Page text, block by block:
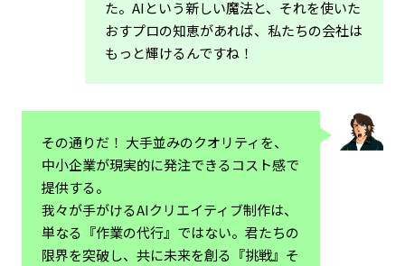
た。AIという新しい魔法と、それを使いた
おすプロの知恵があれば、私たちの会社は
もっと輝けるんですね！
その通りだ！ 大手並みのクオリティを、
中小企業が現実的に発注できるコスト感で
提供する。
我々が手がけるAIクリエイティブ制作は、
単なる『作業の代行』ではない。君たちの
限界を突破し、共に未来を創る『挑戦』そ